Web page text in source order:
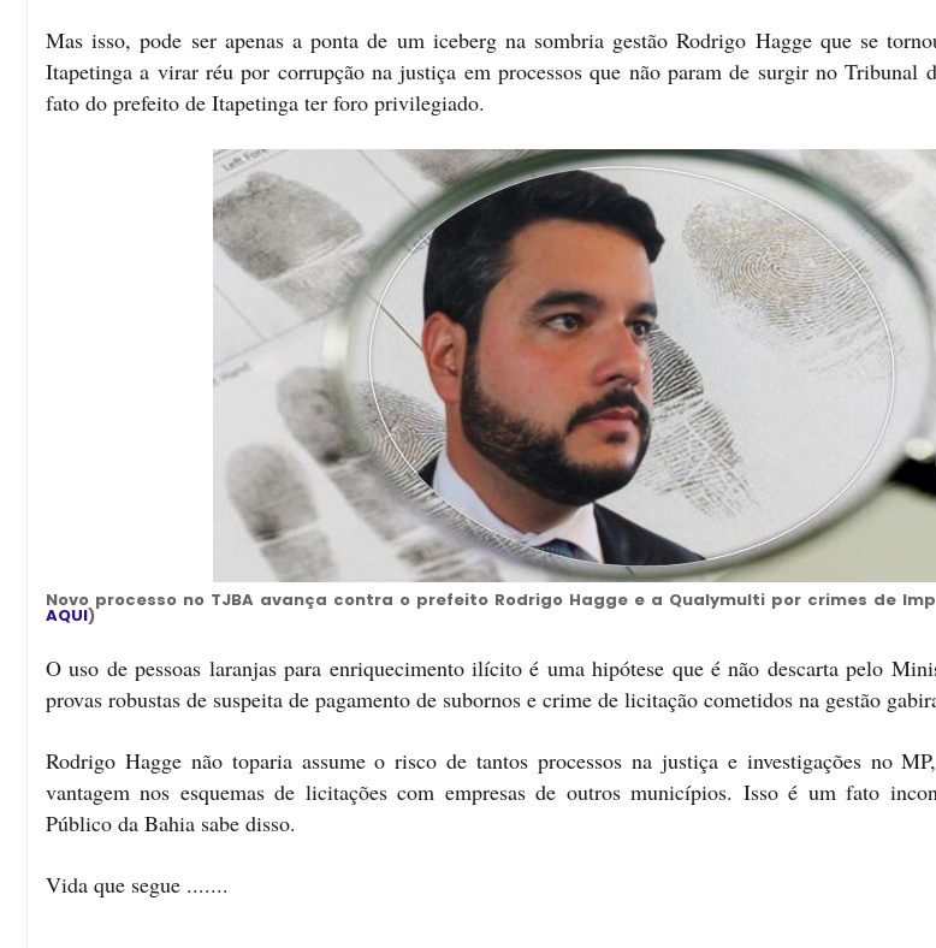
Mas isso, pode ser apenas a ponta de um iceberg na sombria gestão Rodrigo Hagge que se
Itapetinga a virar réu por corrupção na justiça em processos que não param de surgir no Tribunal
fato do prefeito de Itapetinga ter foro privilegiado.
Novo processo no TJBA avança contra o prefeito Rodrigo Hagge e a Qualymulti por crimes de
AQUI)
O uso de pessoas laranjas para enriquecimento ilícito é uma hipótese que é não descarta pelo
provas robustas de suspeita de pagamento de subornos e crime de licitação cometidos na gestão
Rodrigo Hagge não toparia assume o risco de tantos processos na justiça e investigações no
vantagem nos esquemas de licitações com empresas de outros municípios. Isso é um fato
Público da Bahia sabe disso.
Vida que segue .......